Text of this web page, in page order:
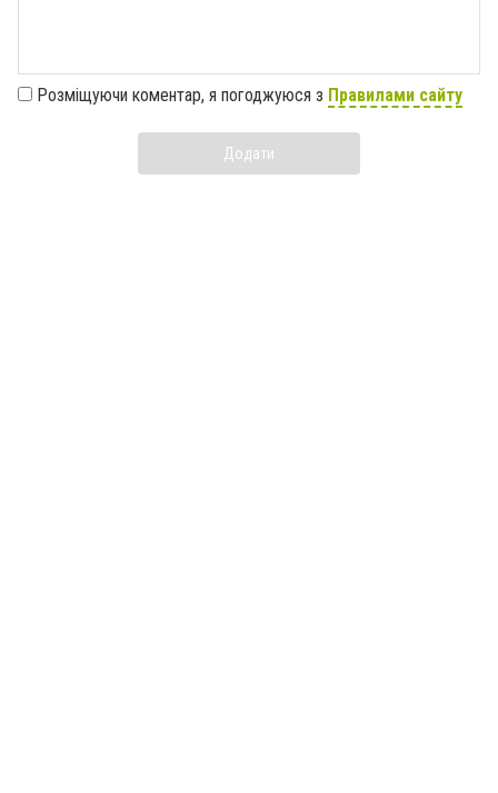
Розміщуючи коментар, я погоджуюся з Правилами сайту
Додати